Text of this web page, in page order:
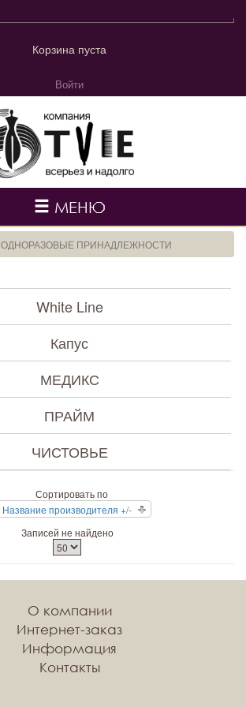
Корзина пуста
Войти
МЕНЮ
ОДНОРАЗОВЫЕ ПРИНАДЛЕЖНОСТИ
White Line
Капус
МЕДИКС
ПРАЙМ
ЧИСТОВЬЕ
Сортировать по
Название производителя +/-
Записей не найдено
О компании
Интернет-заказ
Информация
Контакты